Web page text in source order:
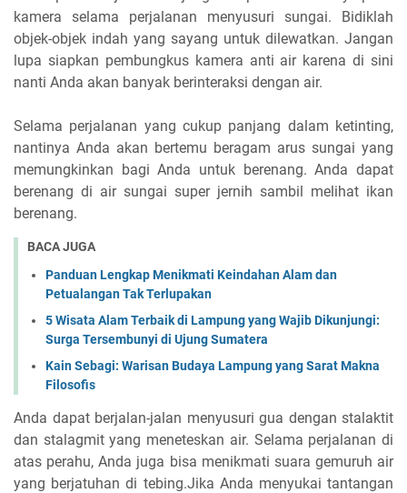
kamera selama perjalanan menyusuri sungai. Bidiklah
objek-objek indah yang sayang untuk dilewatkan. Jangan
lupa siapkan pembungkus kamera anti air karena di sini
nanti Anda akan banyak berinteraksi dengan air.
Selama perjalanan yang cukup panjang dalam ketinting,
nantinya Anda akan bertemu beragam arus sungai yang
memungkinkan bagi Anda untuk berenang. Anda dapat
berenang di air sungai super jernih sambil melihat ikan
berenang.
BACA JUGA
Panduan Lengkap Menikmati Keindahan Alam dan
Petualangan Tak Terlupakan
5 Wisata Alam Terbaik di Lampung yang Wajib Dikunjungi:
Surga Tersembunyi di Ujung Sumatera
Kain Sebagi: Warisan Budaya Lampung yang Sarat Makna
Filosofis
Anda dapat berjalan-jalan menyusuri gua dengan stalaktit
dan stalagmit yang meneteskan air. Selama perjalanan di
atas perahu, Anda juga bisa menikmati suara gemuruh air
yang berjatuhan di tebing.Jika Anda menyukai tantangan